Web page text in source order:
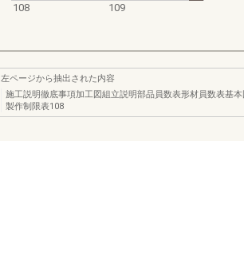
108 109
左ページから抽出された内容
施工説明徹底事項加工図組立説明部品員数表形材員数表基本
製作制限表108